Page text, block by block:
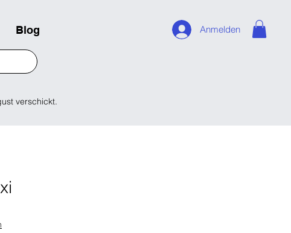
verschickt.
Blog Anmelden